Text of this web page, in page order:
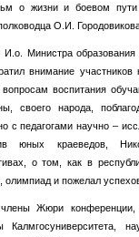
о жизни и боевом пути
О.И.
Министра
внимание участников
воспитания
своего народа,
с педагогами научно –
юных краеведов,
о том, как в
олимпиад и пожелал
Жюри конференции,
Калмгосуниверситета,